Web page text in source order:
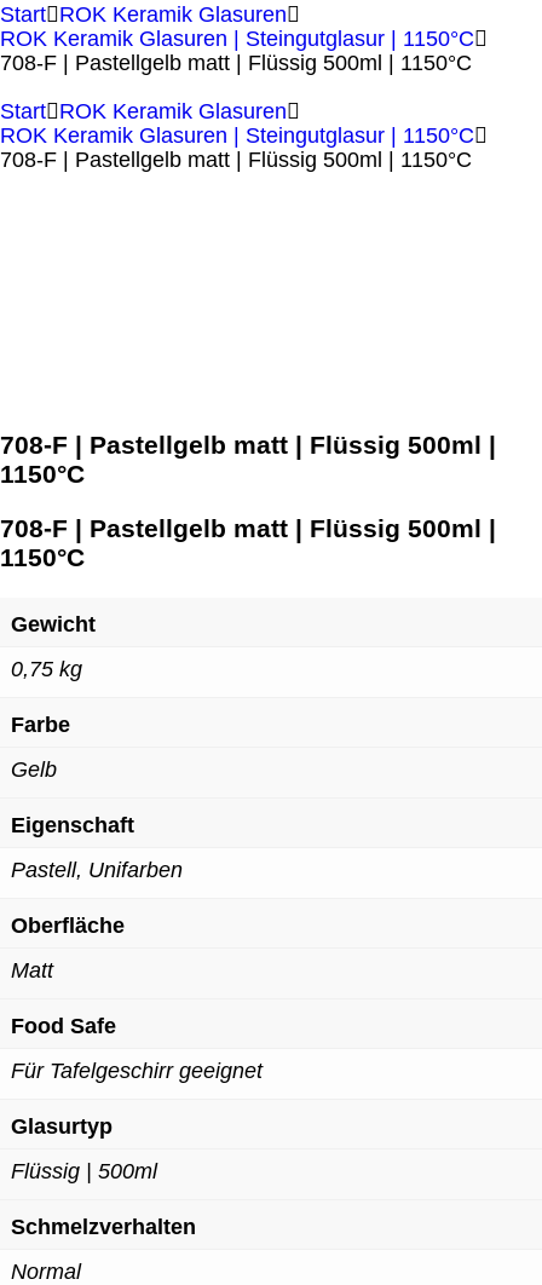
Start ROK Keramik Glasuren
ROK Keramik Glasuren | Steingutglasur | 1150°C
708-F | Pastellgelb matt | Flüssig 500ml | 1150°C
Start ROK Keramik Glasuren
ROK Keramik Glasuren | Steingutglasur | 1150°C
708-F | Pastellgelb matt | Flüssig 500ml | 1150°C
708-F | Pastellgelb matt | Flüssig 500ml |
1150°C
708-F | Pastellgelb matt | Flüssig 500ml |
1150°C
Gewicht
0,75 kg
Farbe
Gelb
Eigenschaft
Pastell, Unifarben
Oberfläche
Matt
Food Safe
Für Tafelgeschirr geeignet
Glasurtyp
Flüssig | 500ml
Schmelzverhalten
Normal